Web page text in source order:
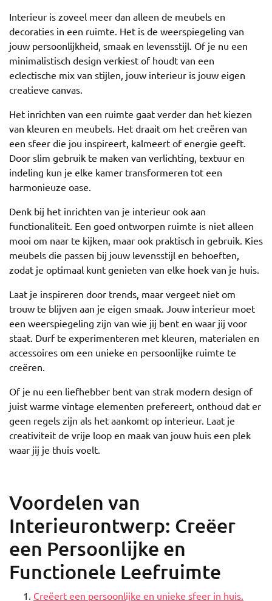
Interieur is zoveel meer dan alleen de meubels en
decoraties in een ruimte. Het is de weerspiegeling van
jouw persoonlijkheid, smaak en levensstijl. Of je nu een
minimalistisch design verkiest of houdt van een
eclectische mix van stijlen, jouw interieur is jouw eigen
creatieve canvas.
Het inrichten van een ruimte gaat verder dan het kiezen
van kleuren en meubels. Het draait om het creëren van
een sfeer die jou inspireert, kalmeert of energie geeft.
Door slim gebruik te maken van verlichting, textuur en
indeling kun je elke kamer transformeren tot een
harmonieuze oase.
Denk bij het inrichten van je interieur ook aan
functionaliteit. Een goed ontworpen ruimte is niet alleen
mooi om naar te kijken, maar ook praktisch in gebruik. Kies
meubels die passen bij jouw levensstijl en behoeften,
zodat je optimaal kunt genieten van elke hoek van je huis.
Laat je inspireren door trends, maar vergeet niet om
trouw te blijven aan je eigen smaak. Jouw interieur moet
een weerspiegeling zijn van wie jij bent en waar jij voor
staat. Durf te experimenteren met kleuren, materialen en
accessoires om een unieke en persoonlijke ruimte te
creëren.
Of je nu een liefhebber bent van strak modern design of
juist warme vintage elementen prefereert, onthoud dat er
geen regels zijn als het aankomt op interieur. Laat je
creativiteit de vrije loop en maak van jouw huis een plek
waar jij je thuis voelt.
Voordelen van
Interieurontwerp: Creëer
een Persoonlijke en
Functionele Leefruimte
Creëert een persoonlijke en unieke sfeer in huis.